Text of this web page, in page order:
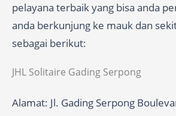
pelayana terbaik yang bisa anda
anda berkunjung ke mauk dan
sebagai berikut:
JHL Solitaire Gading Serpong
Alamat: Jl. Gading Serpong